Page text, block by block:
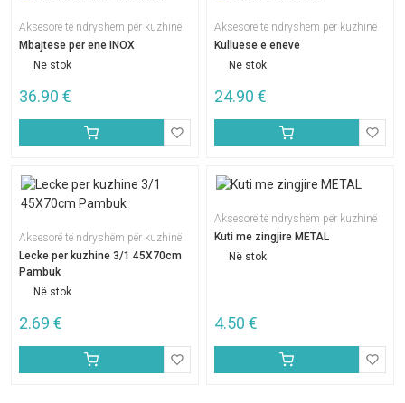
Aksesorë të ndryshëm për kuzhinë
Mbajtese per ene INOX
Në stok
36.90 €
Aksesorë të ndryshëm për kuzhinë
Kulluese e eneve
Në stok
24.90 €
Aksesorë të ndryshëm për kuzhinë
Lecke per kuzhine 3/1 45X70cm
Pambuk
Në stok
2.69 €
Aksesorë të ndryshëm për kuzhinë
Kuti me zingjire METAL
Në stok
4.50 €